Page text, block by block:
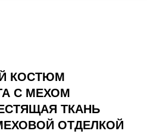
КОСТЮМ
С МЕХОМ
ТКАНЬ
ОТДЕЛКОЙ